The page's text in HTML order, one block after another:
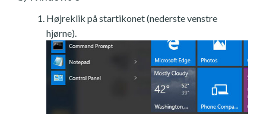
Højreklik på startikonet (nederste venstre
hjørne).